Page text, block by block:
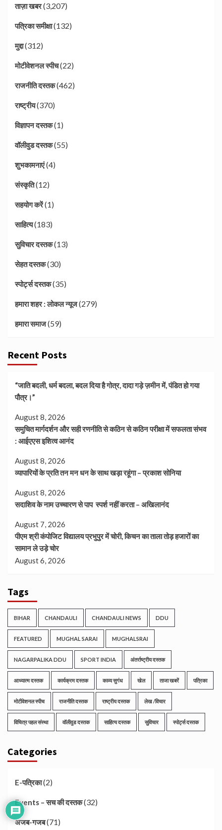
ताज़ा खबर(3,207)
पत्रिका समीक्षा(132)
मुद्दा(312)
मोटीवेशनल स्पीच(22)
राजनीति दस्तक(462)
राष्ट्रीय(370)
विज्ञापन दस्तक(1)
वॉलीवुड दस्तक(55)
शुभकामनाएं(4)
संस्कृति(12)
सहयोग करें(1)
साहित्य(183)
सुविचार दस्तक(13)
सेहत दस्तक(30)
स्पोर्ट्स दस्तक(35)
हमारा शहर : लोकल न्यूज(279)
हमारा समाज(59)
Recent Posts
“जाति बदली, धर्म बदला, बदल दिया है गोत्र, दादा गड़े ज़मीन में, पंडित हो गया
पौत्र।”
August 8, 2026
समुचित मार्गदर्शन और सही रणनीति से कठिन से कठिन परीक्षा में सफलता संभव
: आईएएस इशित्व आनंद
August 8, 2026
व्यापारियों के प्रति तन मन धन के साथ खड़ा रहूंगा – प्रकाश सोनिया
August 8, 2026
सदाशिव के नाम उच्चारण से पाप स्पर्श नहीं करता – अखिलानंद
August 7, 2026
पीएम श्री कंपोजिट विद्यालय प्रभुपुर में चोरी, किचन का ताला तोड़ हजारों का
सामान ले उड़े चोर
August 6, 2026
Tags
BIHAR CHANDAULI CHANDAULI NEWS DDU
FEATURED MUGHAL SARAI MUGHALSRAI
NAGARPALIKA DDU SPORT INDIA अंतर्राष्ट्रीय दस्तक
आध्यात्म दस्तक कार्यक्रम दस्तक काव्य सुगंध खेल ताजा खबरें पत्रिका
मोटीवेशनल स्पीच राजनीति दस्तक राष्ट्रीय दस्तक लेख /विचार
विचित्र पहल संस्था वॉलीवुड दस्तक साहित्य दस्तक सुविचार स्पोर्ट्स दस्तक
Categories
E-पत्रिका(2)
Events – सच की दस्तक(32)
अजब-गजब(71)